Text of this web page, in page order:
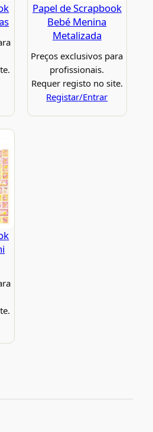
Papel de Scrapbook
Bebé Menina
Metalizada
Preços exclusivos para
profissionais.
Requer registo no site.
Registar/Entrar